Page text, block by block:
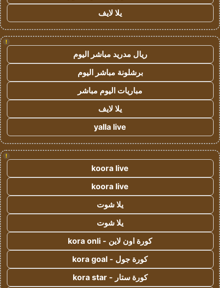
يلا لايف
!
ريال مدريد مباشر اليوم
برشلونة مباشر اليوم
مباريات اليوم مباشر
يلا لايف
yalla live
!
koora live
koora live
يلا شوت
يلا شوت
كورة اون لاين - kora onli
كورة جول - kora goal
كورة ستار - kora star